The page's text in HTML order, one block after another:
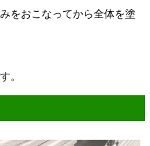
をおこなってから全体を塗
。